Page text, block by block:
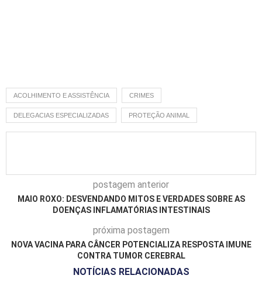
ACOLHIMENTO E ASSISTÊNCIA CRIMES
DELEGACIAS ESPECIALIZADAS PROTEÇÃO ANIMAL
postagem anterior
MAIO ROXO: DESVENDANDO MITOS E VERDADES SOBRE AS
DOENÇAS INFLAMATÓRIAS INTESTINAIS
próxima postagem
NOVA VACINA PARA CÂNCER POTENCIALIZA RESPOSTA IMUNE
CONTRA TUMOR CEREBRAL
NOTÍCIAS RELACIONADAS